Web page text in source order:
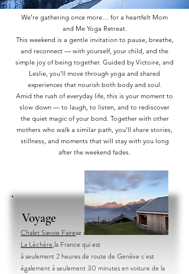
We’re gathering once more… for a heartfelt Mom
and Me Yoga Retreat.
This weekend is a gentle invitation to pause, breathe,
and reconnect — with yourself, your child, and the
simple joy of being together. Guided by Victoire, and
Leslie, you’ll move through yoga and shared
experiences that nourish both body and soul.
Amid the rush of everyday life, this is your moment to
slow down — to laugh, to listen, and to rediscover
the quiet magic of your bond. Together with other
mothers who walk a similar path, you’ll share stories,
stillness, and moments that will stay with you long
after the weekend fades.
Voyage
Chalet Savoie Fairese situe dans
La Léchère,la France qui est
à seulement 2 heures de route de Genève c'est
également à seulement 30 minutes en voiture de la